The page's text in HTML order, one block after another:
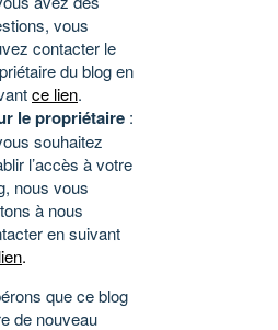
vous
contacter le
du blog en
ce lien.
le propriétaire :
souhaitez
l’accès à votre
nous vous
à nous
en suivant
.
que ce blog
de nouveau